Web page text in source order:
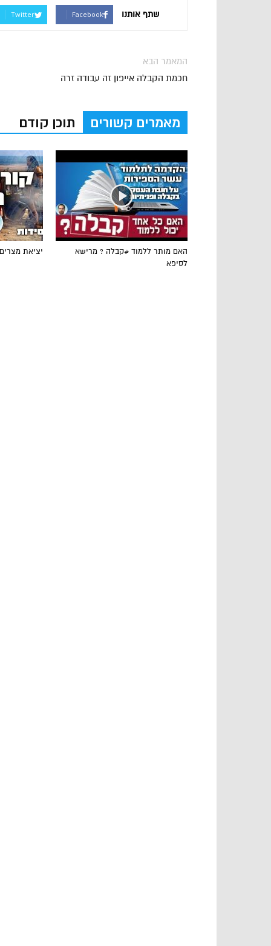
שתף אותנו Facebook
Twitter
המאמר הבא
חכמת הקבלה אייפון זה עבודה זרה
מאמרים קשורים תוכן קודם
יציאת מצרים
האם מותר ללמוד #קבלה ? מרישא
לסיפא